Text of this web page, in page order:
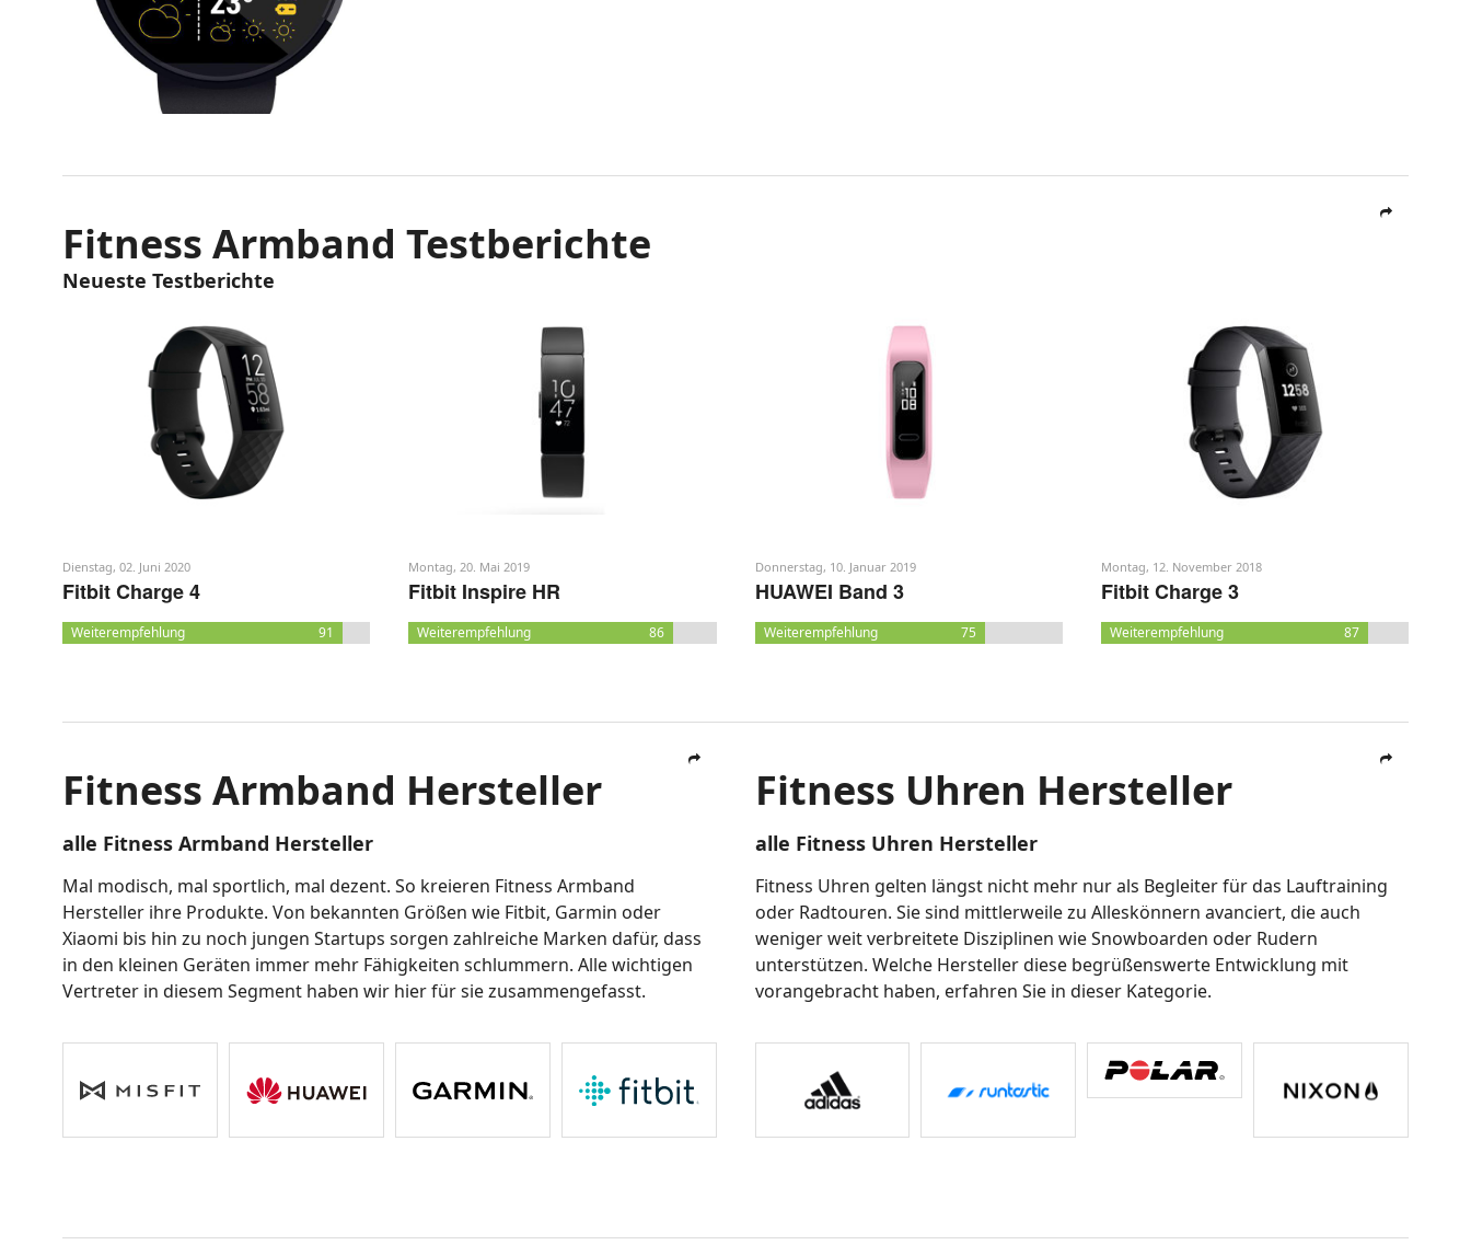
Fitness Armband Testberichte
Neueste Testberichte
Dienstag, 02. Juni 2020
Fitbit Charge 4
Weiterempfehlung 91
Montag, 20. Mai 2019
Fitbit Inspire HR
Weiterempfehlung 86
Donnerstag, 10. Januar 2019
HUAWEI Band 3
Weiterempfehlung 75
Montag, 12. November 2018
Fitbit Charge 3
Weiterempfehlung 87
Fitness Armband Hersteller
alle Fitness Armband Hersteller
Mal modisch, mal sportlich, mal dezent. So kreieren Fitness Armband
Hersteller ihre Produkte. Von bekannten Größen wie Fitbit, Garmin oder
Xiaomi bis hin zu noch jungen Startups sorgen zahlreiche Marken dafür, dass
in den kleinen Geräten immer mehr Fähigkeiten schlummern. Alle wichtigen
Vertreter in diesem Segment haben wir hier für sie zusammengefasst.
Fitness Uhren Hersteller
alle Fitness Uhren Hersteller
Fitness Uhren gelten längst nicht mehr nur als Begleiter für das Lauftraining
oder Radtouren. Sie sind mittlerweile zu Alleskönnern avanciert, die auch
weniger weit verbreitete Disziplinen wie Snowboarden oder Rudern
unterstützen. Welche Hersteller diese begrüßenswerte Entwicklung mit
vorangebracht haben, erfahren Sie in dieser Kategorie.